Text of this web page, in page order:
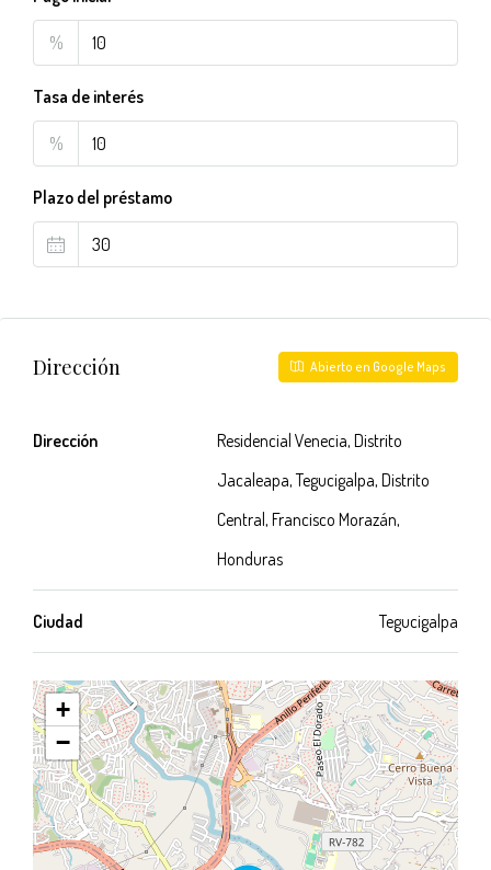
%
Tasa de interés
%
Plazo del préstamo
Dirección Abierto en Google Maps
Dirección
Residencial Venecia, Distrito
Jacaleapa, Tegucigalpa, Distrito
Central, Francisco Morazán,
Honduras
Ciudad Tegucigalpa
+
−